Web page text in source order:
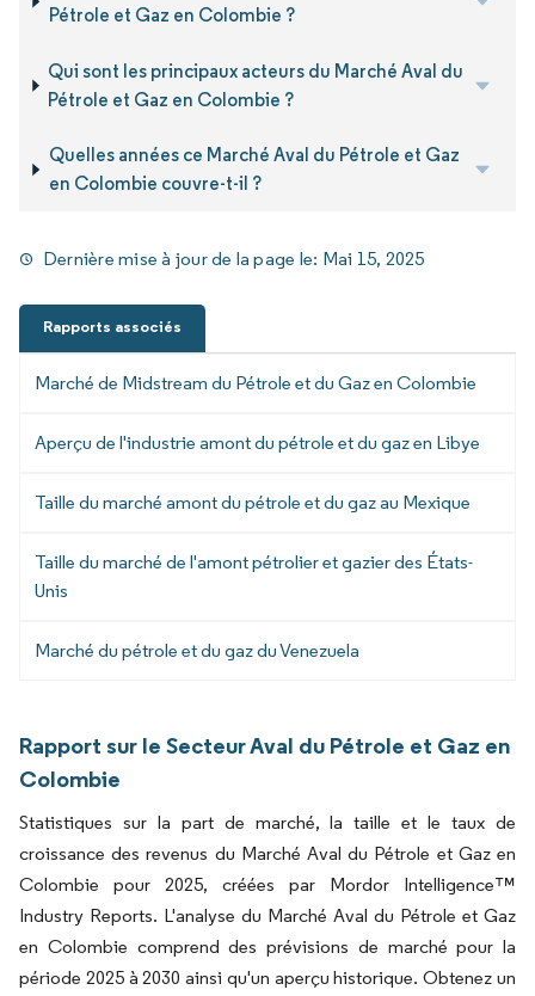
Pétrole et Gaz en Colombie ?
Qui sont les principaux acteurs du Marché Aval du
Pétrole et Gaz en Colombie ?
Quelles années ce Marché Aval du Pétrole et Gaz
en Colombie couvre-t-il ?
Dernière mise à jour de la page le: Mai 15, 2025
Rapports associés
Marché de Midstream du Pétrole et du Gaz en Colombie
Aperçu de l'industrie amont du pétrole et du gaz en Libye
Taille du marché amont du pétrole et du gaz au Mexique
Taille du marché de l'amont pétrolier et gazier des États-
Unis
Marché du pétrole et du gaz du Venezuela
Rapport sur le Secteur Aval du Pétrole et Gaz en
Colombie
Statistiques sur la part de marché, la taille et le taux de
croissance des revenus du Marché Aval du Pétrole et Gaz en
Colombie pour 2025, créées par Mordor Intelligence™
Industry Reports. L'analyse du Marché Aval du Pétrole et Gaz
en Colombie comprend des prévisions de marché pour la
période 2025 à 2030 ainsi qu'un aperçu historique. Obtenez un